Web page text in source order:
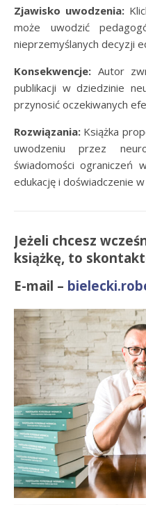
Zjawisko uwodzenia:
może uwodzić
nieprzemyślanych decyzji
Konsekwencje: Autor
publikacji w dziedzinie
przynosić oczekiwanych
Rozwiązania: Książka
uwodzeniu przez
świadomości ograniczeń
edukację i doświadczenie
Jeżeli chcesz
książkę, to
E-mail –